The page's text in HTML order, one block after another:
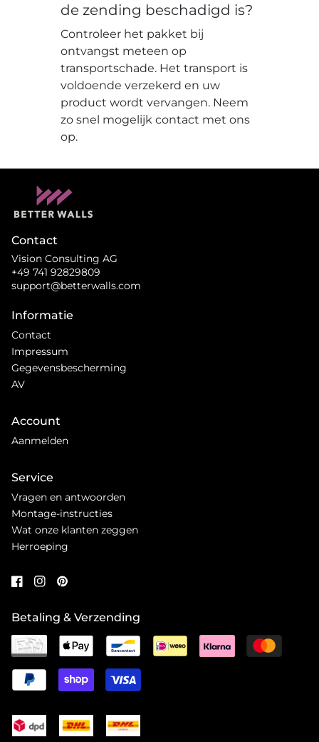
de zending beschadigd is?
Controleer het pakket bij
ontvangst meteen op
transportschade. Het transport is
voldoende verzekerd en uw
product wordt vervangen. Neem
zo snel mogelijk contact met ons
op.
Contact
Vision Consulting AG
+49 741 92829809
support@betterwalls.com
Informatie
Contact
Impressum
Gegevensbescherming
AV
Account
Aanmelden
Service
Vragen en antwoorden
Montage-instructies
Wat onze klanten zeggen
Herroeping
Betaling & Verzending